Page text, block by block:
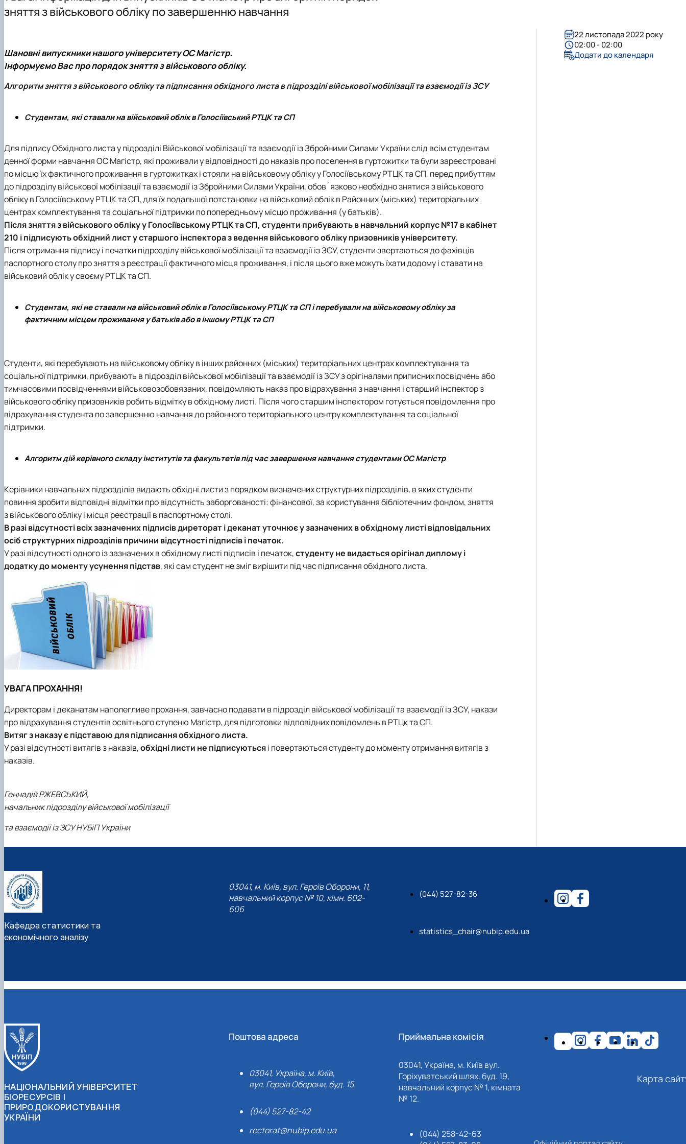
Основні напрями роботи
ННЛ біоеконометрики та дейтамайнінгу
PhD
Інформація для магістрів
Практична підготовка
Події
Плани роботи
Науковий гурток “Цифрова статистика”
Події
Відзнаки
Науково-практичні конференції, круглі столи, семінари
зняття з військового обліку по завершенню навчання
Шановні випускники нашого університету ОС Магістр.
Інформуємо Вас про порядок зняття з військового обліку.
Алгоритм зняття з військового обліку та підписання обхідного листа в підрозділі військової мобілізації та взаємодії із ЗСУ
Студентам, які ставали на військовий облік в Голосіївський РТЦК та СП
Для підпису Обхідного листа у підрозділі Військової мобілізації та взаємодії із Збройними Силами України слід всім студентам
денної форми навчання ОС Магістр, які проживали у відповідності до наказів про поселення в гуртожитки та були зареєстровані
по місцю їх фактичного проживання в гуртожитках і стояли на військовому обліку у Голосіївському РТЦК та СП, перед прибуттям
до підрозділу військової мобілізації та взаємодії із Збройними Силами України, обов`язково необхідно знятися з військового
обліку в Голосіївському РТЦК та СП, для їх подальшої потстановки на військовий облік в Районних (міських) територіальних
центрах комплектування та соціальної підтримки по попередньому місцю проживання (у батьків).
Після зняття з військового обліку у Голосіївському РТЦК та СП, студенти прибувають в навчальний корпус №17 в кабінет
210 і підписують обхідний лист у старшого інспектора з ведення військового обліку призовників університету.
Після отримання підпису і печатки підрозділу військової мобілізації та взаємодії із ЗСУ, студенти звертаються до фахівців
паспортного столу про зняття з реєстрації фактичного місця проживання, і після цього вже можуть їхати додому і ставати на
військовий облік у своєму РТЦК та СП.
Студентам, які не ставали на військовий облік в Голосіївському РТЦК та СП і перебували на військовому обліку за
фактичним місцем проживання у батьків або в іншому РТЦК та СП
Студенти, які перебувають на військовому обліку в інших районних (міських) територіальних центрах комплектування та
соціальної підтримки, прибувають в підрозділ військової мобілізації та взаємодії із ЗСУ з орігіналами приписних посвідчень або
тимчасовими посвідченнями військовозобовязаних, повідомляють наказ про відрахування з навчання і старший інспектор з
військового обліку призовників робить відмітку в обхідному листі. Після чого старшим інспектором готується повідомлення про
відрахування студента по завершенню навчання до районного територіального центру комплектування та соціальної
підтримки.
Алгоритм дій керівного складу інститутів та факультетів під час завершення навчання студентами ОС Магістр
Керівники навчальних підрозділів видають обхідні листи з порядком визначених структурних підрозділів, в яких студенти
повиння зробити відповідні відмітки про відсутність заборгованості: фінансової, за користування бібліотечним фондом, зняття
з військового обліку і місця реєстрації в паспортному столі.
В разі відсутності всіх зазначених підписів диреторат і деканат уточнює у зазначених в обхідному листі відповідальних
осіб структурних підрозділів причини відсутності підписів і печаток.
У разі відсутності одного із зазначених в обхідному листі підписів і печаток,студенту не видається орігінал диплому і
додатку до моменту усунення підстав, які сам студент не зміг вирішити під час підписання обхідного листа.
УВАГА ПРОХАННЯ!
Директорам і деканатам наполегливе прохання, завчасно подавати в підрозділ військової мобілізації та взаємодії із ЗСУ, накази
про відрахування студентів освітнього ступеню Магістр, для підготовки відповідних повідомлень в РТЦк та СП.
Витяг з наказу є підставою для підписання обхідного листа.
У разі відсутності витягів з наказів,обхідні листи не підписуютьсяі повертаються студенту до моменту отримання витягів з
наказів.
Геннадій РЖЕВСЬКИЙ,
начальник підрозділу військової мобілізації
та взаємодії із ЗСУ НУБіП України
22 листопада 2022 року
02:00 - 02:00
Додати до календаря
Кафедра статистики та
економічного аналізу
03041, м. Київ, вул. Героїв Оборони, 11,
навчальний корпус № 10, кімн. 602-
606
(044) 527-82-36
statistics_chair@nubip.edu.ua
НАЦІОНАЛЬНИЙ УНІВЕРСИТЕТ
БІОРЕСУРСІВ І
ПРИРОДОКОРИСТУВАННЯ
УКРАЇНИ
Поштова адреса
03041, Україна, м. Київ,
вул. Героїв Оборони, буд. 15.
(044) 527-82-42
rectorat@nubip.edu.ua
Приймальна комісія
03041, Україна, м. Київ вул.
Горіхуватський шлях, буд. 19,
навчальний корпус № 1, кімната
№ 12.
(044) 258-42-63
Карта